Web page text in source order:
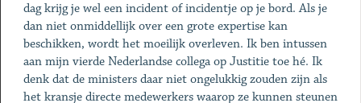
dag krijg je wel een incident of incidentje op je bord. Als je
dan niet onmiddellijk over een grote expertise kan
beschikken, wordt het moeilijk overleven. Ik ben intussen
aan mijn vierde Nederlandse collega op Justitie toe hé. Ik
denk dat de ministers daar niet ongelukkig zouden zijn als
het kransje directe medewerkers waarop ze kunnen steunen